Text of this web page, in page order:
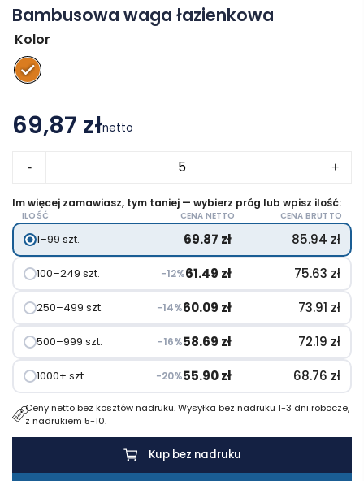
Bambusowa waga łazienkowa
Kolor
69,87 złnetto
-
waga
łazienkowa
+
Im więcej zamawiasz, tym taniej — wybierz próg lub wpisz ilość:
ILOŚĆ CENA NETTO CENA BRUTTO
1–99 szt. 69.87 zł 85.94 zł
100–249 szt. −12%61.49 zł 75.63 zł
250–499 szt. −14%60.09 zł 73.91 zł
500–999 szt. −16%58.69 zł 72.19 zł
1000+ szt. −20%55.90zł 68.76 zł
Ceny netto bez kosztów nadruku. Wysyłka bez nadruku 1-3 dni robocze,
z nadrukiem 5-10.
Kup bez nadruku